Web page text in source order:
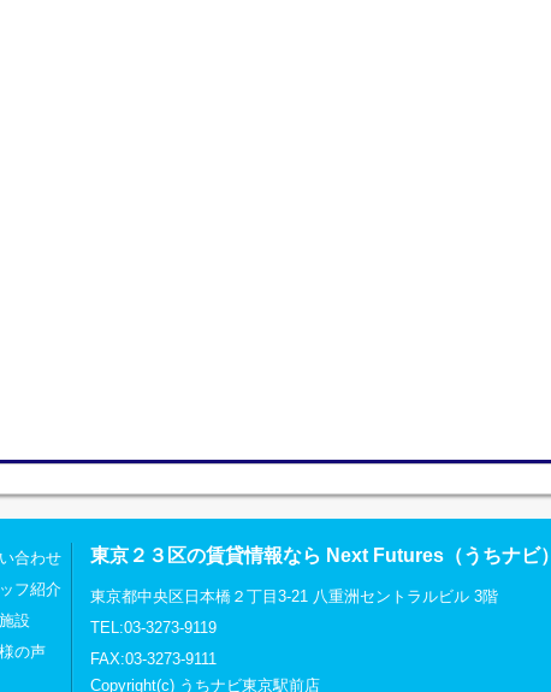
合わせ
フ紹介
設
の声
東京２３区の賃貸情報なら Next Futures（うちナビ）
東京都中央区日本橋２丁目3-21 八重洲セントラルビル 3階
TEL:03-3273-9119
FAX:03-3273-9111
Copyright(c) うちナビ東京駅前店